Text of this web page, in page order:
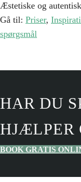
Æstetiske og
Gå til: Priser,
spørgsmål
HAR DU
HJÆLPER
BOOK GRATIS